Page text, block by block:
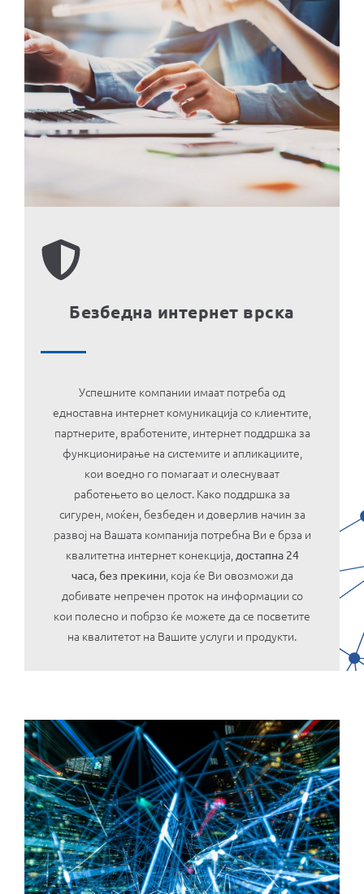
Безбедна интернет врска
Успешните компании имаат потреба од
едноставна интернет комуникација со клиентите,
партнерите, вработените, интернет поддршка за
функционирање на системите и апликациите,
кои воедно го помагаат и олеснуваат
работењето во целост. Како поддршка за
сигурен, моќен, безбеден и доверлив начин за
развој на Вашата компанија потребна Ви е брза и
квалитетна интернет конекција, достапна 24
часа, без прекини, која ќе Ви овозможи да
добивате непречен проток на информации со
кои полесно и побрзо ќе можете да се посветите
на квалитетот на Вашите услуги и продукти.